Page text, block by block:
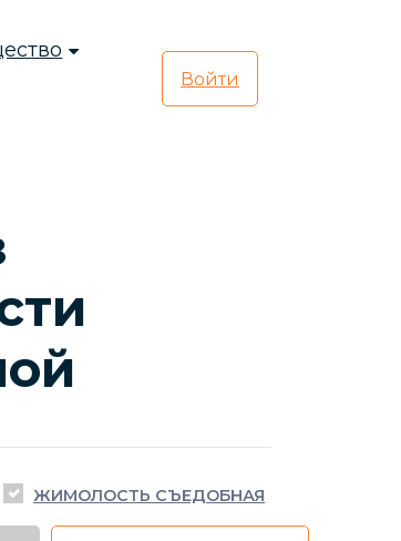
Войти
ЖИМОЛОСТЬ СЪЕДОБНАЯ